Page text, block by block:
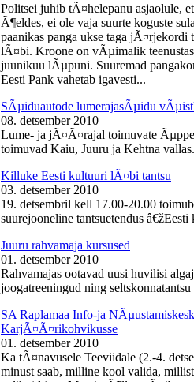
Politsei juhib tÃ¤helepanu asjaolule,
Ã¶eldes, ei ole vaja suurte koguste
paanikas panga ukse taga
lÃ¤bi. Kroone on vÃµimalik
juunikuu lÃµpuni. Suuremad
Eesti Pank vahetab igavesti...
SÃµiduautode lumerajasÃµidu
08. detsember 2010
Lume- ja jÃ¤Ã¤rajal toimuvate
toimuvad Kaiu, Juuru ja Kehtna
Killuke Eesti kultuuri lÃ¤bi tantsu
03. detsember 2010
19. detsembril kell 17.00-20.00
suurejooneline tantsuetendus
Juuru rahvamaja kursused
01. detsember 2010
Rahvamajas ootavad uusi huvilisi
joogatreeningud ning seltskonnatantsu
SA Raplamaa Info-ja
KarjÃ¤Ã¤rikohvikusse
01. detsember 2010
Ka tÃ¤navusele Teeviidale (2.-4.
minust saab, milline kool valida,